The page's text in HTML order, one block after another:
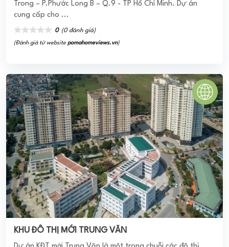
Group cho ra mắt thị trường sau sự thành công của hàng
loạt các sản phẩm mang thương hiệu ...
0 (0 đánh giá)
(Đánh giá từ website pomahomeviews.vn)
FPT CITY ĐÀ NẴNG